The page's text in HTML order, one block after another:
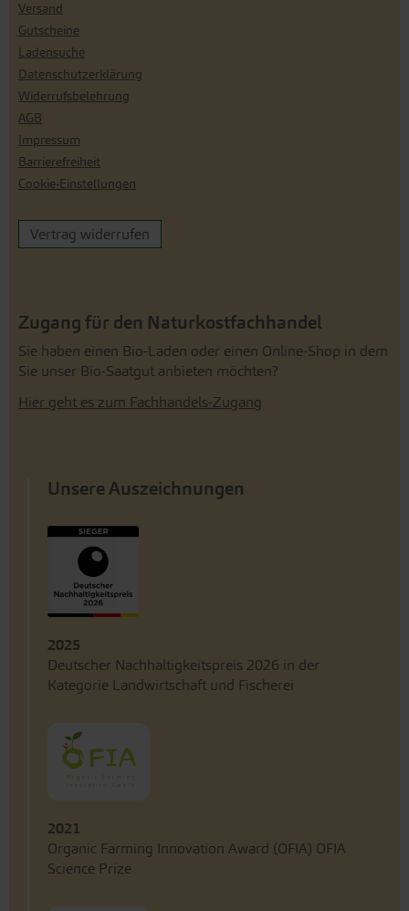
Versand
Gutscheine
Ladensuche
Datenschutzerklärung
Widerrufsbelehrung
AGB
Impressum
Barrierefreiheit
Cookie-Einstellungen
Vertrag widerrufen
Zugang für den Naturkostfachhandel
Sie haben einen Bio-Laden oder einen Online-Shop in dem
Sie unser Bio-Saatgut anbieten möchten?
Hier geht es zum Fachhandels-Zugang
Unsere Auszeichnungen
2025
Deutscher Nachhaltigkeitspreis 2026 in der
Kategorie Landwirtschaft und Fischerei
2021
Organic Farming Innovation Award (OFIA) OFIA
Science Prize